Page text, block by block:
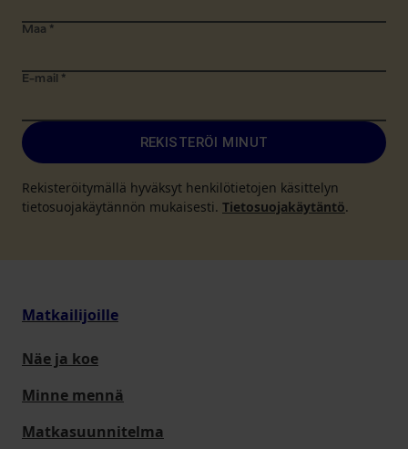
Maa *
E-mail *
REKISTERÖI MINUT
Rekisteröitymällä hyväksyt henkilötietojen käsittelyn
tietosuojakäytännön mukaisesti. Tietosuojakäytäntö.
Matkailijoille
Näe ja koe
Minne mennä
Matkasuunnitelma